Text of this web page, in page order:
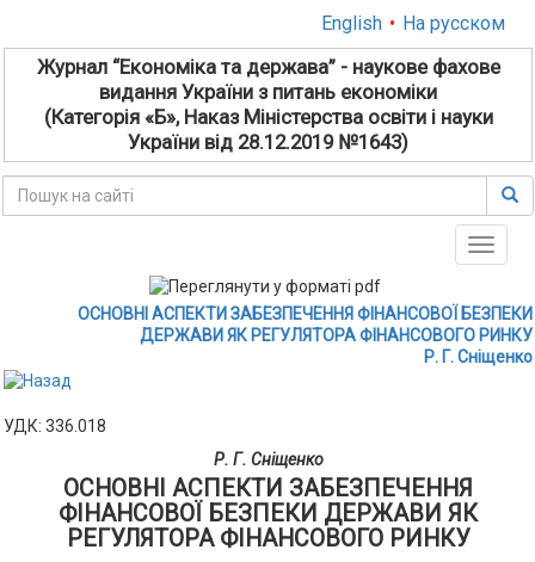
English • На русском
Журнал “Економіка та держава” - наукове фахове
видання України з питань економіки
(Категорія «Б», Наказ Міністерства освіти і науки
України від 28.12.2019 №1643)
Toggle
ОСНОВНІ АСПЕКТИ ЗАБЕЗПЕЧЕННЯ ФІНАНСОВОЇ БЕЗПЕКИ
ДЕРЖАВИ ЯК РЕГУЛЯТОРА ФІНАНСОВОГО РИНКУ
Р. Г. Сніщенко
УДК: 336.018
Р. Г. Сніщенко
ОСНОВНІ АСПЕКТИ ЗАБЕЗПЕЧЕННЯ
ФІНАНСОВОЇ БЕЗПЕКИ ДЕРЖАВИ ЯК
РЕГУЛЯТОРА ФІНАНСОВОГО РИНКУ